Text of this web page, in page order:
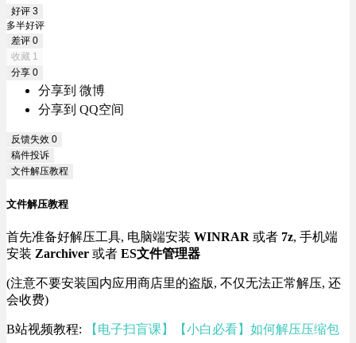
好评 3
多半好评
差评 0
收藏 1
分享 0
分享到 微博
分享到 QQ空间
反馈失效 0
稿件投诉
文件解压教程
文件解压教程
首先准备好解压工具, 电脑端安装 WINRAR 或者 7z, 手机端
安装 Zarchiver 或者 ES文件管理器
(注意不要安装国内应用商店里的盗版, 不仅无法正常解压, 还
会收费)
B站视频教程: 【电子扫盲课】【小白必看】如何解压压缩包